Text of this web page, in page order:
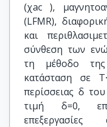
(χac ),
(LFMR),
και
σύνθεση των
τη μέθοδο της
κατάσταση σε
περίσσειας δ
τιμή δ=0,